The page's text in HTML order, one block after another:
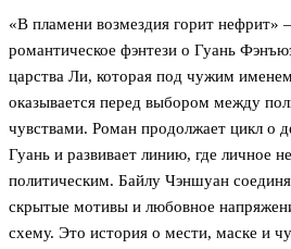
«В пламени возмездия горит нефрит»
романтическое фэнтези о Гуань
царства Ли, которая под чужим
оказывается перед выбором между
чувствами. Роман продолжает цикл о
Гуань и развивает линию, где личное
политическим. Байлу Чэншуан
скрытые мотивы и любовное
схему. Это история о мести, маске и